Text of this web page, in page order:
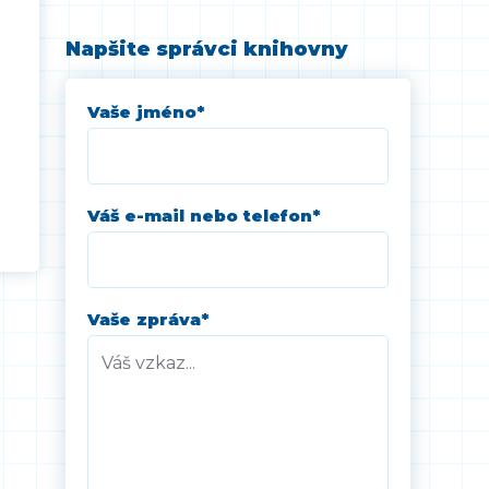
Napšite správci knihovny
Vaše jméno*
Váš e-mail nebo telefon*
Vaše zpráva*